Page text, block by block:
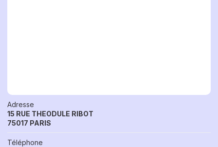
Adresse
15 RUE THEODULE RIBOT
75017 PARIS
Téléphone